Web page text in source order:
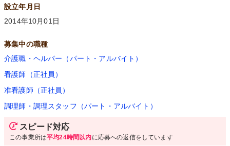
設立年月日
2014年10月01日
募集中の職種
介護職・ヘルパー（パート・アルバイト）
看護師（正社員）
准看護師（正社員）
調理師・調理スタッフ（パート・アルバイト）
スピード対応
この事業所は平均24時間以内に応募への返信をしています